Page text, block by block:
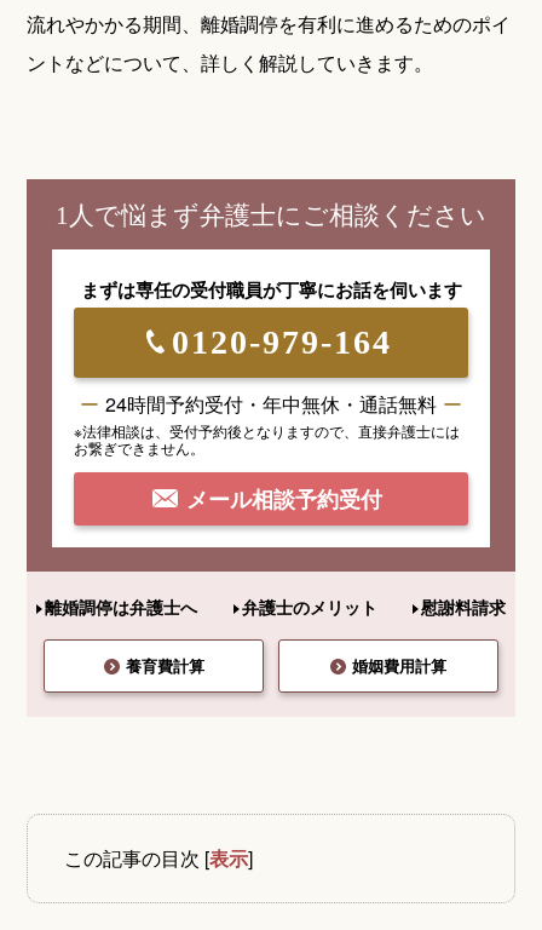
流れやかかる期間、離婚調停を有利に進めるためのポイ
ントなどについて、詳しく解説していきます。
1人で悩まず弁護士にご相談ください
まずは専任の受付職員が丁寧にお話を伺います
0120-979-164
24時間予約受付・年中無休・通話無料
※法律相談は、受付予約後となりますので、 直接弁護士には
お繋ぎできません。
メール相談予約受付
離婚調停は弁護士へ 弁護士のメリット 慰謝料請求
養育費計算 婚姻費用計算
この記事の目次 [表示]